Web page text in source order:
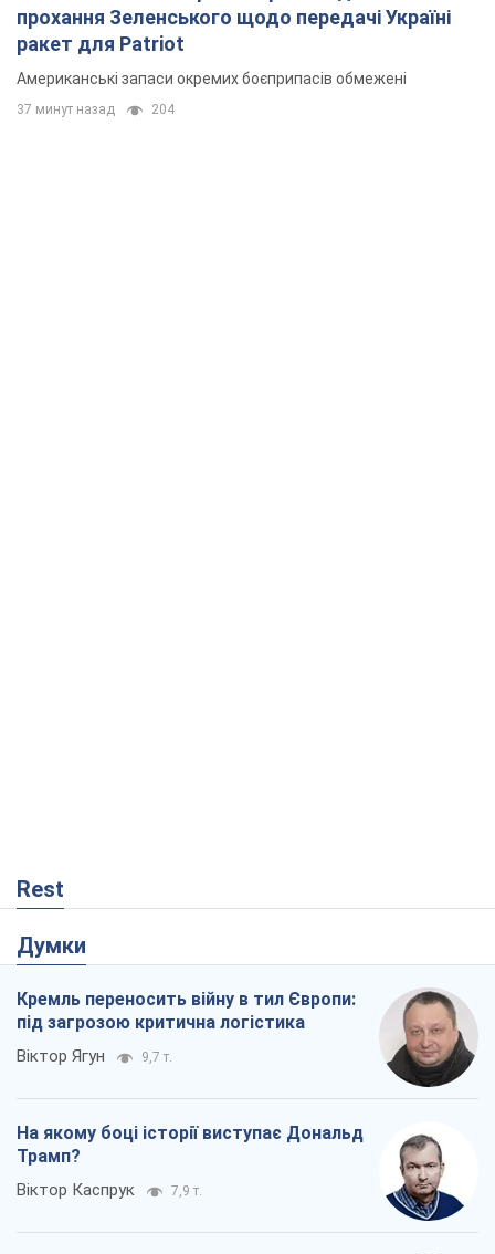
прохання Зеленського щодо передачі Україні
ракет для Patriot
Американські запаси окремих боєприпасів обмежені
37 минут назад 204
Rest
Думки
Кремль переносить війну в тил Європи:
під загрозою критична логістика
Віктор Ягун 9,7 т.
На якому боці історії виступає Дональд
Трамп?
Віктор Каспрук 7,9 т.